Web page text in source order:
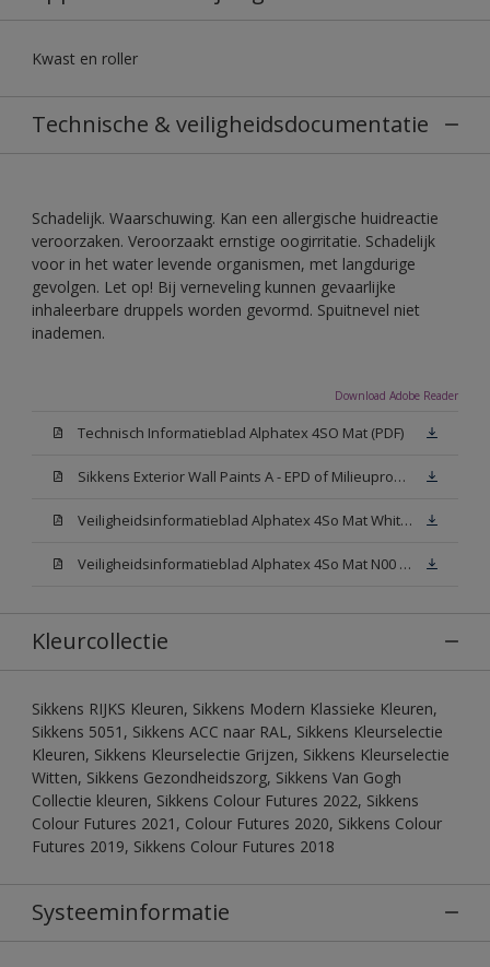
Kwast en roller
Technische & veiligheidsdocumentatie
Schadelijk. Waarschuwing. Kan een allergische huidreactie
veroorzaken. Veroorzaakt ernstige oogirritatie. Schadelijk
voor in het water levende organismen, met langdurige
gevolgen. Let op! Bij verneveling kunnen gevaarlijke
inhaleerbare druppels worden gevormd. Spuitnevel niet
inademen.
Download Adobe Reader
Technisch Informatieblad Alphatex 4SO Mat (PDF)
Sikkens Exterior Wall Paints A - EPD of Milieuproductverklaring
Veiligheidsinformatieblad Alphatex 4So Mat White W05 (MSDS)
Veiligheidsinformatieblad Alphatex 4So Mat N00 (MSDS)
Kleurcollectie
Sikkens RIJKS Kleuren, Sikkens Modern Klassieke Kleuren,
Sikkens 5051, Sikkens ACC naar RAL, Sikkens Kleurselectie
Kleuren, Sikkens Kleurselectie Grijzen, Sikkens Kleurselectie
Witten, Sikkens Gezondheidszorg, Sikkens Van Gogh
Collectie kleuren, Sikkens Colour Futures 2022, Sikkens
Colour Futures 2021, Colour Futures 2020, Sikkens Colour
Futures 2019, Sikkens Colour Futures 2018
Systeeminformatie